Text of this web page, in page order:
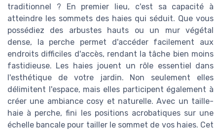
traditionnel ? En premier lieu, c'est sa capacité à
atteindre les sommets des haies qui séduit. Que vous
possédiez des arbustes hauts ou un mur végétal
dense, la perche permet d'accéder facilement aux
endroits difficiles d'accès, rendant la tâche bien moins
fastidieuse. Les haies jouent un rôle essentiel dans
l'esthétique de votre jardin. Non seulement elles
délimitent l'espace, mais elles participent également à
créer une ambiance cosy et naturelle. Avec un taille-
haie à perche, fini les positions acrobatiques sur une
échelle bancale pour tailler le sommet de vos haies. Cet